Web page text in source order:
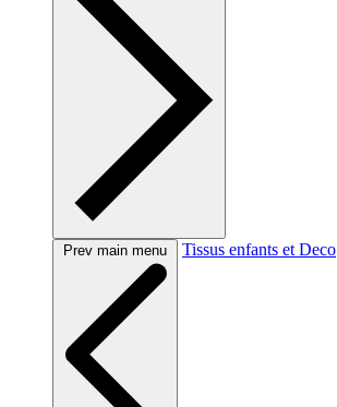
Prev main menu Tissus enfants et Deco